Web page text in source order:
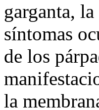
garganta,
síntomas
de los
la